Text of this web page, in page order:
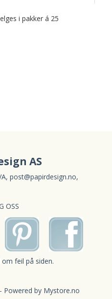
i pakker á 25
AS
post@papirdesign.no,
OSS
feil på siden.
Powered by Mystore.no